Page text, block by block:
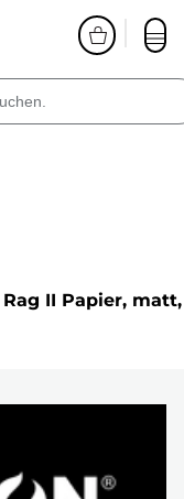
II Papier, matt,